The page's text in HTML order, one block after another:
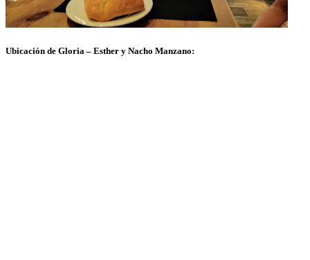
Ubicación de Gloria – Esther y Nacho Manzano: